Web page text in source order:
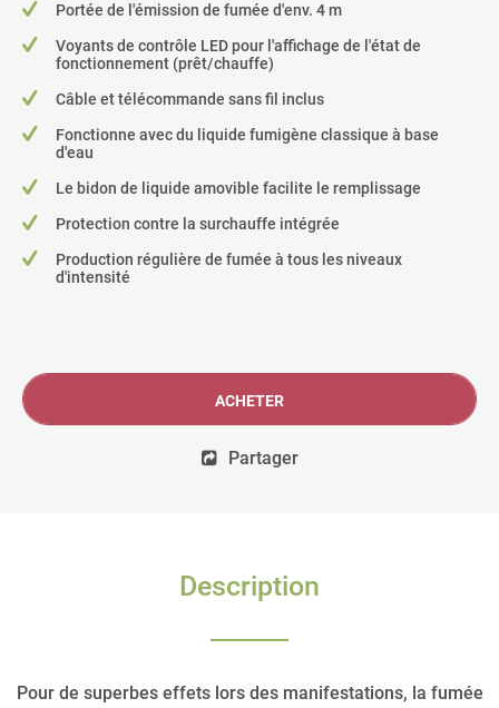
Portée de l'émission de fumée d'env. 4 m
Voyants de contrôle LED pour l'affichage de l'état de
fonctionnement (prêt/chauffe)
Câble et télécommande sans fil inclus
Fonctionne avec du liquide fumigène classique à base
d'eau
Le bidon de liquide amovible facilite le remplissage
Protection contre la surchauffe intégrée
Production régulière de fumée à tous les niveaux
d'intensité
ACHETER
Partager
Description
Pour de superbes effets lors des manifestations, la fumée